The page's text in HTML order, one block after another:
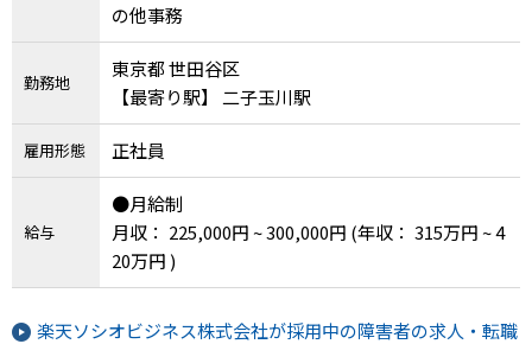
の他事務
勤務地
東京都 世田谷区
【最寄り駅】 二子玉川駅
雇用形態 正社員
給与
●月給制
月収： 225,000円 ~ 300,000円 (年収： 315万円 ~ 4
20万円 )
楽天ソシオビジネス株式会社が採用中の障害者の求人・転職